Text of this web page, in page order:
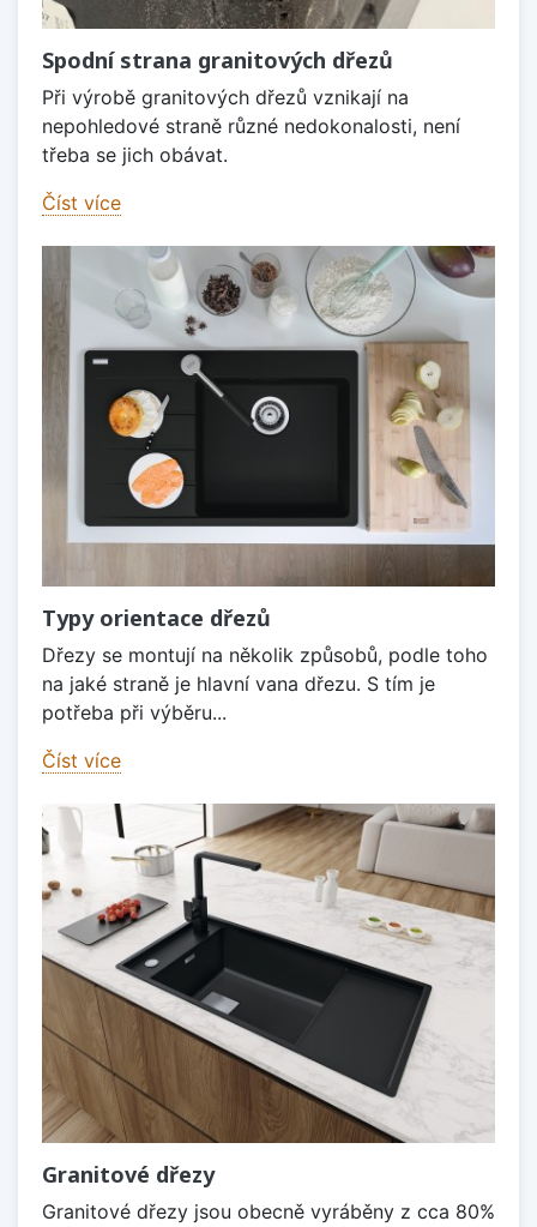
Spodní strana granitových dřezů
Při výrobě granitových dřezů vznikají na
nepohledové straně různé nedokonalosti, není
třeba se jich obávat.
Číst více
Typy orientace dřezů
Dřezy se montují na několik způsobů, podle toho
na jaké straně je hlavní vana dřezu. S tím je
potřeba při výběru...
Číst více
Granitové dřezy
Granitové dřezy jsou obecně vyráběny z cca 80%